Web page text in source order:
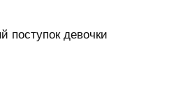
поступок девочки